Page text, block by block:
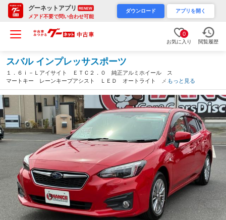
グーネットアプリ RENEW
メアド不要で問い合わせ可能
ダウンロード アプリを開く
0
お気に入り 閲覧履歴
スバル インプレッサスポーツ
１．６ｉ－Ｌアイサイト ＥＴＣ２．０ 純正アルミホイール ス
マートキー レーンキープアシスト ＬＥＤ オートライト メモ
リーナビ フルセグ ＣＤ ＤＶＤ バックカメラ フォグラン
プ オートライト 横滑り防止 ＢＴ接続（千葉県）
もっと見る